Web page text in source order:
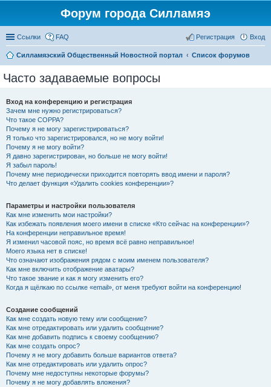
Форум города Силламяэ
Ссылки FAQ Вход
Регистрация
Силламяэский Общественный Новостной портал Список форумов
Часто задаваемые вопросы
Вход на конференцию и регистрация
Зачем мне нужно регистрироваться?
Что такое COPPA?
Почему я не могу зарегистрироваться?
Я только что зарегистрировался, но не могу войти!
Почему я не могу войти?
Я давно зарегистрирован, но больше не могу войти!
Я забыл пароль!
Почему мне периодически приходится повторять ввод имени и пароля?
Что делает функция «Удалить cookies конференции»?
Параметры и настройки пользователя
Как мне изменить мои настройки?
Как избежать появления моего имени в списке «Кто сейчас на конференции»?
На конференции неправильное время!
Я изменил часовой пояс, но время всё равно неправильное!
Моего языка нет в списке!
Что означают изображения рядом с моим именем пользователя?
Как мне включить отображение аватары?
Что такое звание и как я могу изменить его?
Когда я щёлкаю по ссылке «email», от меня требуют войти на конференцию!
Создание сообщений
Как мне создать новую тему или сообщение?
Как мне отредактировать или удалить сообщение?
Как мне добавить подпись к своему сообщению?
Как мне создать опрос?
Почему я не могу добавить больше вариантов ответа?
Как мне отредактировать или удалить опрос?
Почему мне недоступны некоторые форумы?
Почему я не могу добавлять вложения?